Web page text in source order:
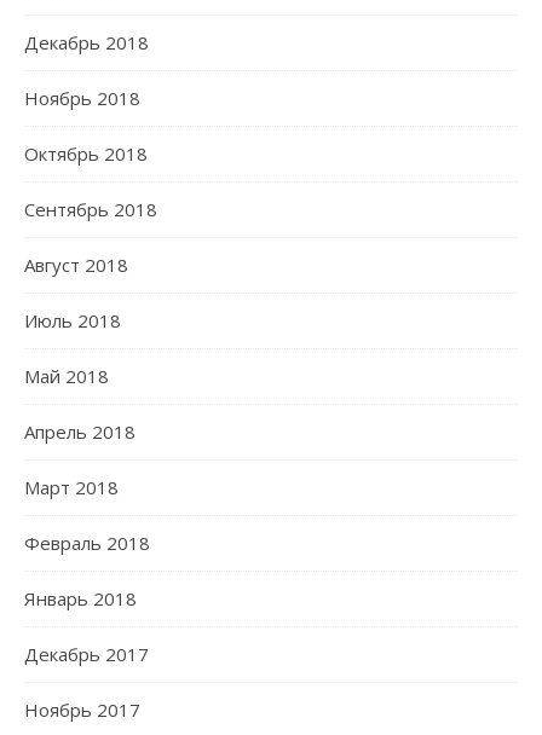
Декабрь 2018
Ноябрь 2018
Октябрь 2018
Сентябрь 2018
Август 2018
Июль 2018
Май 2018
Апрель 2018
Март 2018
Февраль 2018
Январь 2018
Декабрь 2017
Ноябрь 2017